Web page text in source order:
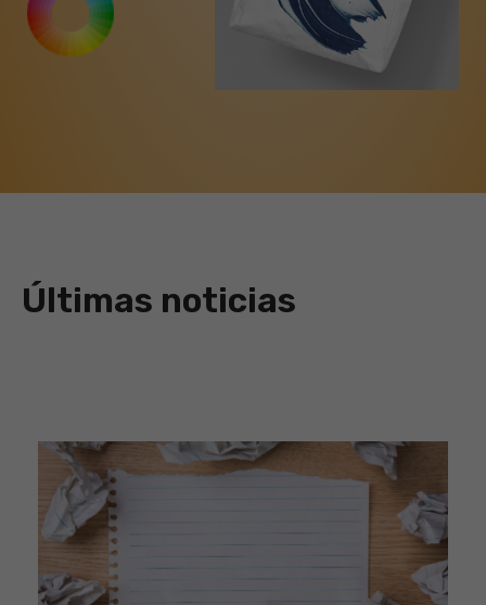
Últimas noticias